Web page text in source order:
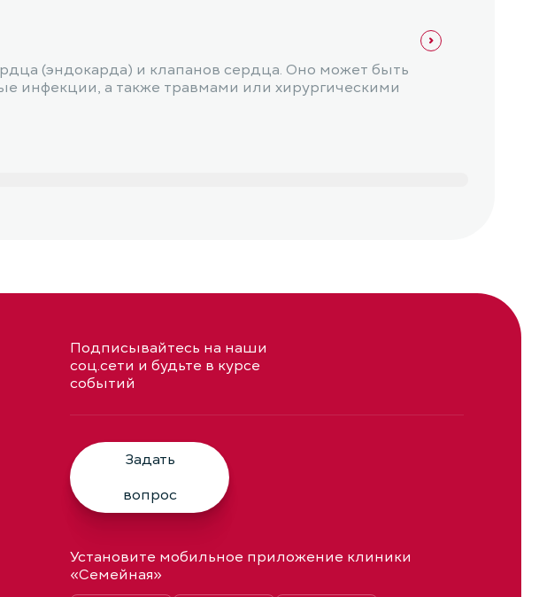
(эндокарда) и клапанов сердца. Оно может быть
инфекции, а также травмами или хирургическими
Подписывайтесь на наши
соц.сети и будьте в курсе
событий
Задать
вопрос
Установите мобильное приложение клиники
«Семейная»